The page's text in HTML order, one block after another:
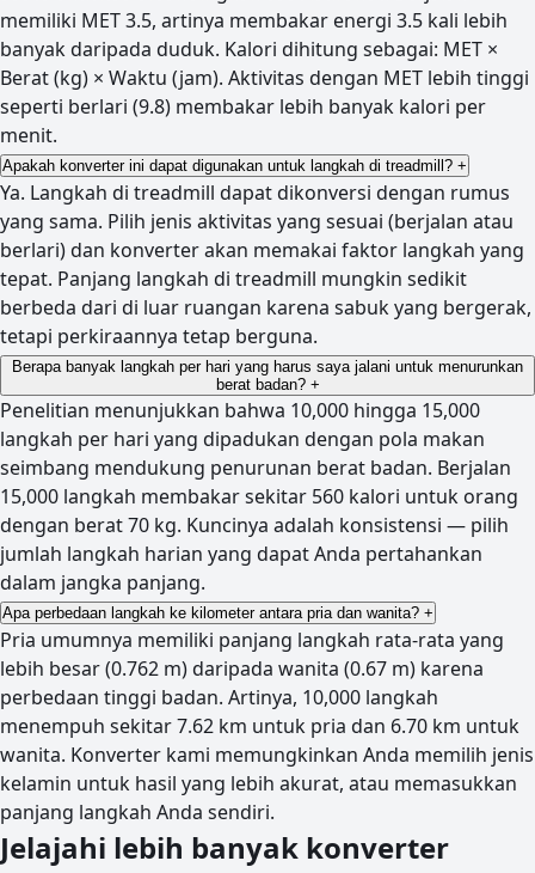
memiliki MET 3.5, artinya membakar energi 3.5 kali lebih
banyak daripada duduk. Kalori dihitung sebagai: MET ×
Berat (kg) × Waktu (jam). Aktivitas dengan MET lebih tinggi
seperti berlari (9.8) membakar lebih banyak kalori per
menit.
Apakah konverter ini dapat digunakan untuk langkah di treadmill? +
Ya. Langkah di treadmill dapat dikonversi dengan rumus
yang sama. Pilih jenis aktivitas yang sesuai (berjalan atau
berlari) dan konverter akan memakai faktor langkah yang
tepat. Panjang langkah di treadmill mungkin sedikit
berbeda dari di luar ruangan karena sabuk yang bergerak,
tetapi perkiraannya tetap berguna.
Berapa banyak langkah per hari yang harus saya jalani untuk menurunkan
berat badan? +
Penelitian menunjukkan bahwa 10,000 hingga 15,000
langkah per hari yang dipadukan dengan pola makan
seimbang mendukung penurunan berat badan. Berjalan
15,000 langkah membakar sekitar 560 kalori untuk orang
dengan berat 70 kg. Kuncinya adalah konsistensi — pilih
jumlah langkah harian yang dapat Anda pertahankan
dalam jangka panjang.
Apa perbedaan langkah ke kilometer antara pria dan wanita? +
Pria umumnya memiliki panjang langkah rata-rata yang
lebih besar (0.762 m) daripada wanita (0.67 m) karena
perbedaan tinggi badan. Artinya, 10,000 langkah
menempuh sekitar 7.62 km untuk pria dan 6.70 km untuk
wanita. Konverter kami memungkinkan Anda memilih jenis
kelamin untuk hasil yang lebih akurat, atau memasukkan
panjang langkah Anda sendiri.
Jelajahi lebih banyak konverter